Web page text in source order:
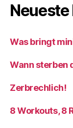
Was bringt
Wann sterben
Zerbrechlich!
8 Workouts, 8